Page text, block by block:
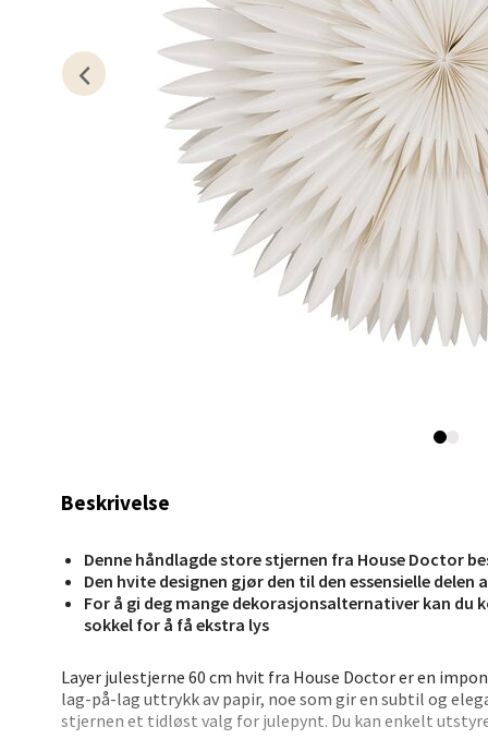
Beskrivelse
Denne håndlagde store stjernen fra House Doctor
Den hvite designen gjør den til den essensielle delen
For å gi deg mange dekorasjonsalternativer kan du
sokkel for å få ekstra lys
Layer julestjerne 60 cm hvit fra House Doctor er en
lag-på-lag uttrykk av papir, noe som gir en subtil og
stjernen et tidløst valg for julepynt. Du kan enkelt
0 i
0 i
Åpent